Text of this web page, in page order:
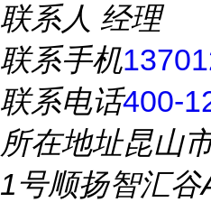
联系人 经理
联系手机
联系电话400-
所在地址昆山
1号顺扬智汇